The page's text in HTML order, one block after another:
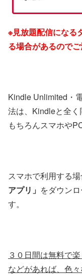
※見放題配信になる
る場合があるのでご
Kindle Unlimited・
法は、Kindleと全く
もちろんスマホや
スマホで利用する場
アプリ」 をダウン
す。
３０日間は無料で
などがあれば、色